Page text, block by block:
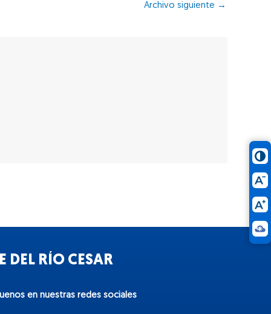
Archivo siguiente →
DEL RÍO CESAR
en nuestras redes sociales